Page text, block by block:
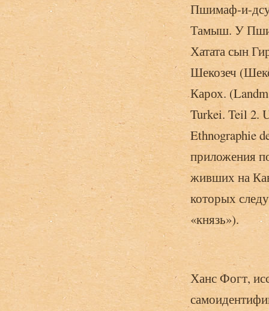
Пшимаф-и-
Тамыш. У
Хатата сын
Шекозеч
Карох.
Turkei. Teil 2.
Ethnographie
приложения
живших на
которых
«князь»).
Ханс Фогт,